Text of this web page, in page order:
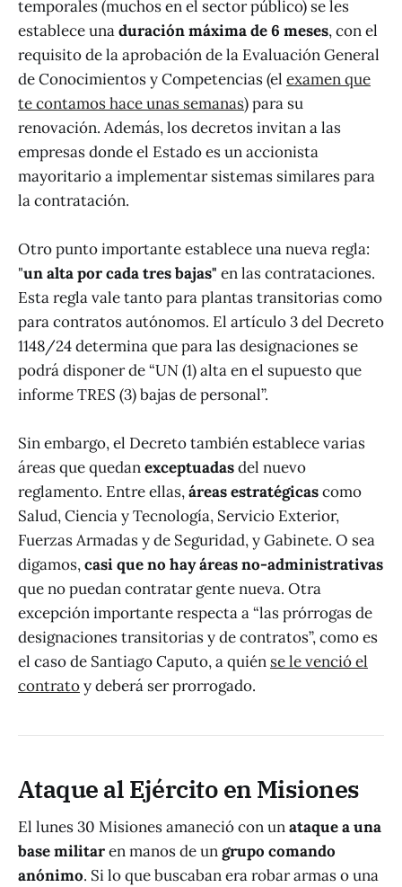
temporales (muchos en el sector público) se les
establece unaduración máxima de 6 meses, con el
requisito de la aprobación de la Evaluación General
de Conocimientos y Competencias (el examen que
te contamos hace unas semanas) para su
renovación. Además, los decretos invitan a las
empresas donde el Estado es un accionista
mayoritario a implementar sistemas similares para
la contratación.
Otro punto importante establece una nueva regla:
"un alta por cada tres bajas" en las contrataciones.
Esta regla vale tanto para plantas transitorias como
para contratos autónomos. El artículo 3 del Decreto
1148/24 determina que para las designaciones se
podrá disponer de “UN (1) alta en el supuesto que
informe TRES (3) bajas de personal”.
Sin embargo, el Decreto también establece varias
áreas que quedanexceptuadasdel nuevo
reglamento. Entre ellas,áreas estratégicascomo
Salud, Ciencia y Tecnología, Servicio Exterior,
Fuerzas Armadas y de Seguridad, y Gabinete. O sea
digamos,casi que no hay áreas no-administrativas
que no puedan contratar gente nueva. Otra
excepción importante respecta a “las prórrogas de
designaciones transitorias y de contratos”, como es
el caso de Santiago Caputo, a quién se le venció el
contratoy deberá ser prorrogado.
Ataque al Ejército en Misiones
El lunes 30 Misiones amaneció con unataque a una
base militaren manos de ungrupo comando
anónimo. Si lo que buscaban era robar armas o una